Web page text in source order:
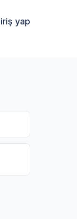
yap